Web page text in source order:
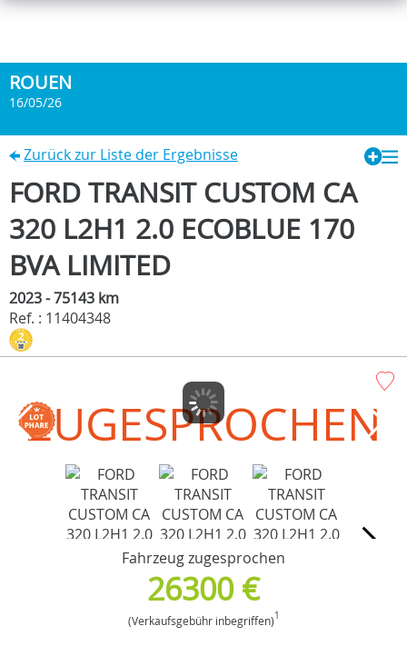
ROUEN
16/05/26
Zurück zur Liste der Ergebnisse
FORD TRANSIT CUSTOM CA
320 L2H1 2.0 ECOBLUE 170
BVA LIMITED
2023 - 75143 km
Ref. : 11404348
ZUGESPROCHEN
Fahrzeug zugesprochen
26300 €
(Verkaufsgebühr inbegriffen)1